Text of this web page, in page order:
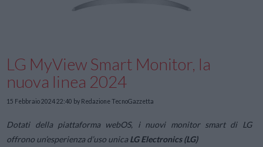
LG MyView Smart Monitor, la
nuova linea 2024
15 Febbraio 2024 22:40 by Redazione TecnoGazzetta
Dotati della piattaforma webOS, i nuovi monitor smart di LG
offrono un’esperienza d’uso unicaLG Electronics (LG)